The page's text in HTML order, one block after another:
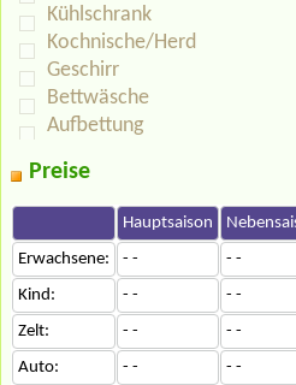
Kühlschrank
Kochnische/Herd
Geschirr
Bettwäsche
Aufbettung
Preise
Hauptsaison
Erwachsene:
- - - -
Kind:
- - - -
Zelt:
- - - -
Auto:
- - - -